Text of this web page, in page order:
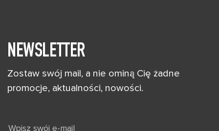
NEWSLETTER
Zostaw swój mail, a nie ominą Cię żadne
promocje, aktualności, nowości.